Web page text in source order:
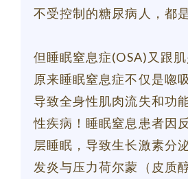
不受控制的糖尿病人，都
但睡眠窒息症(OSA)又跟
原来睡眠窒息症不仅是唿
导致全身性肌肉流失和功
性疾病！睡眠窒息患者因
层睡眠，导致生长激素分
发炎与压力荷尔蒙（皮质